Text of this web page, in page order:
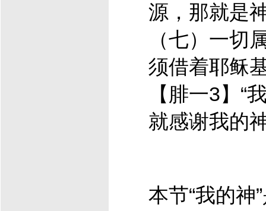
源，那就是
（七）一切
须借着耶稣
【腓一3】“
就感谢我的
本节“我的神